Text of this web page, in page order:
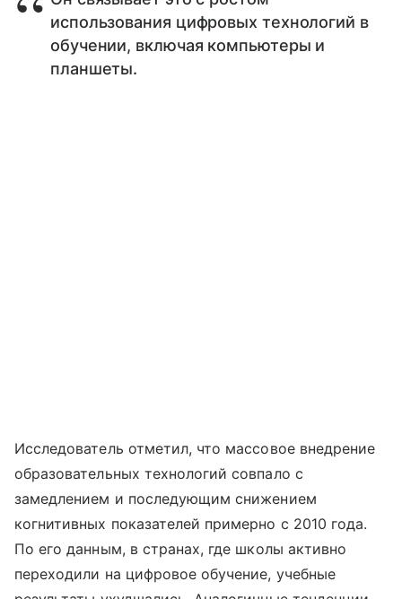
использования цифровых технологий в
обучении, включая компьютеры и
планшеты.
Исследователь отметил, что массовое внедрение
образовательных технологий совпало с
замедлением и последующим снижением
когнитивных показателей примерно с 2010 года.
По его данным, в странах, где школы активно
переходили на цифровое обучение, учебные